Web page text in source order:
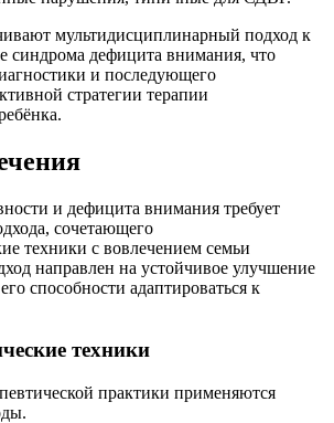
мультидисциплинарный подход к
синдрома дефицита внимания, что
и последующего
стратегии терапии
и дефицита внимания требует
сочетающего
техники с вовлечением семьи
направлен на устойчивое улучшение
способности адаптироваться к
техники
практики применяются